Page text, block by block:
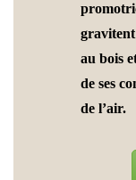
au bois
de ses
de l’air.